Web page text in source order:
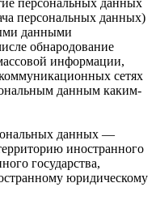
персональных данных)
данными
обнародование
информации,
сетях
данным каким-
данных —
иностранного
государства,
юридическому